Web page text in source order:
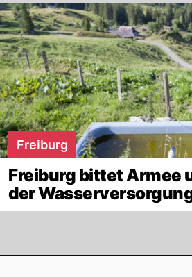
Freiburg
Freiburg bittet Armee
der